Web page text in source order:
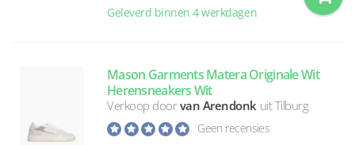
Geleverd binnen 4 werkdagen
Mason Garments Matera Originale Wit
Herensneakers Wit
Verkoop doorvan Arendonk uit Tilburg
Geen recensies